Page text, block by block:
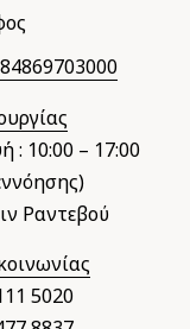
: 10:00 – 17:00
Ραντεβού
5020